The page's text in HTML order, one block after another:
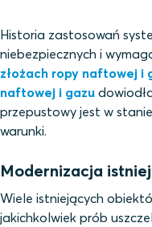
Historia zastosowań
niebezpiecznych i
złożach ropy naftowej i
naftowej i gazu
przepustowy jest w
warunki.
Modernizacja
Wiele istniejących
jakichkolwiek prób